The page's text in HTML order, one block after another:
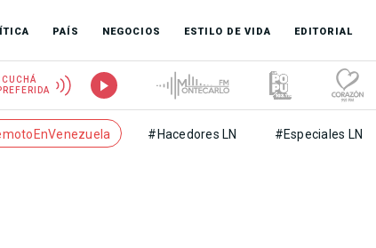
PAÍS NEGOCIOS ESTILO DE VIDA EDITORIAL
#Hacedores LN #Especiales LN